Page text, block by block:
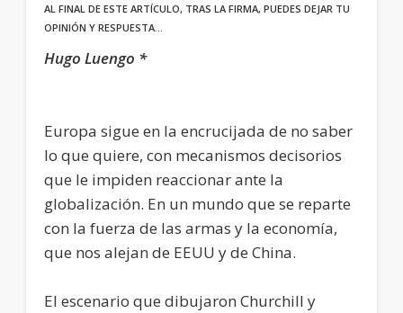
AL FINAL DE ESTE ARTÍCULO, TRAS LA FIRMA, PUEDES DEJAR TU
OPINIÓN Y RESPUESTA…
Hugo Luengo *
Europa sigue en la encrucijada de no saber
lo que quiere, con mecanismos decisorios
que le impiden reaccionar ante la
globalización. En un mundo que se reparte
con la fuerza de las armas y la economía,
que nos alejan de EEUU y de China.
El escenario que dibujaron Churchill y